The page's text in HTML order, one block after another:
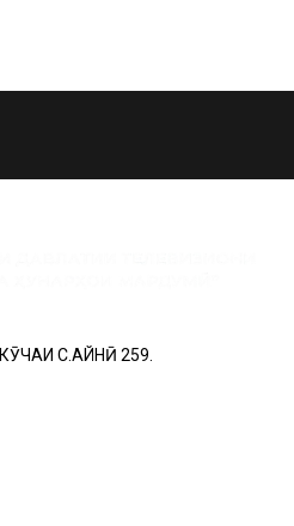
C.АЙНӢ 259.